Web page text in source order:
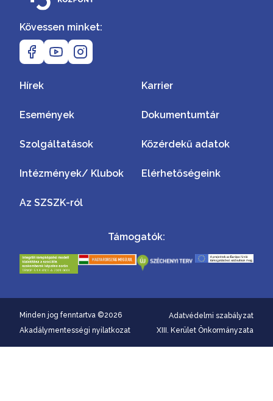
Kövessen minket:
Hírek
Események
Szolgáltatások
Intézmények/ Klubok
Az SZSZK-ról
Karrier
Dokumentumtár
Közérdekű adatok
Elérhetőségeink
Támogatók:
Minden jog fenntartva ©2026
Adatvédelmi szabályzat
Akadálymentességi nyilatkozat
XIII. Kerület Önkormányzata